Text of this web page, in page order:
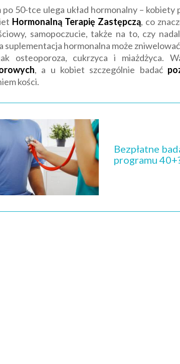
po 50-tce ulega układ hormonalny –
Hormonalną Terapię Zastępczą, co
samopoczucie, także na to, czy
suplementacja hormonalna może
osteoporoza, cukrzyca i miażdżyca.
, a u kobiet szczególnie badać
kości.
Bezpłatne
programu